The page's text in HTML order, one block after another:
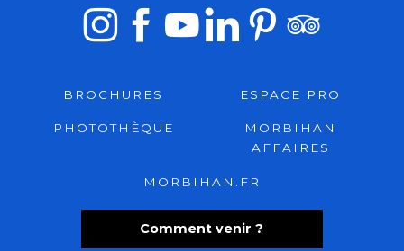
Comment venir ?
BROCHURES ESPACE PRO
PHOTOTHÈQUE
MORBIHAN
AFFAIRES
MORBIHAN.FR